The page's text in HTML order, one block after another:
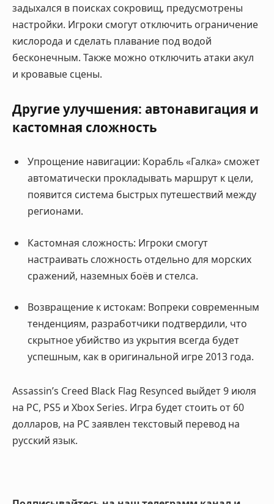
задыхался в поисках сокровищ, предусмотрены
настройки. Игроки смогут отключить ограничение
кислорода и сделать плавание под водой
бесконечным. Также можно отключить атаки акул
и кровавые сцены.
Другие улучшения: автонавигация и
кастомная сложность
Упрощение навигации: Корабль «Галка» сможет
автоматически прокладывать маршрут к цели,
появится система быстрых путешествий между
регионами.
Кастомная сложность: Игроки смогут
настраивать сложность отдельно для морских
сражений, наземных боёв и стелса.
Возвращение к истокам: Вопреки современным
тенденциям, разработчики подтвердили, что
скрытное убийство из укрытия всегда будет
успешным, как в оригинальной игре 2013 года.
Assassin’s Creed Black Flag Resynced выйдет 9 июля
на PC, PS5 и Xbox Series. Игра будет стоить от 60
долларов, на PC заявлен текстовый перевод на
русский язык.